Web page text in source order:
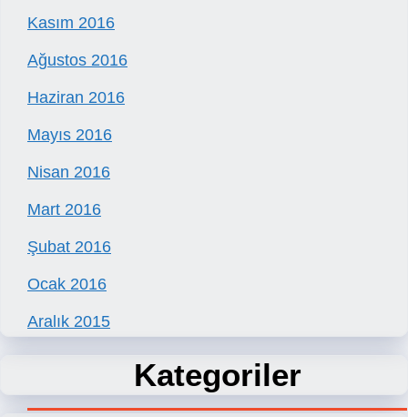
Kasım 2016
Ağustos 2016
Haziran 2016
Mayıs 2016
Nisan 2016
Mart 2016
Şubat 2016
Ocak 2016
Aralık 2015
Kategoriler